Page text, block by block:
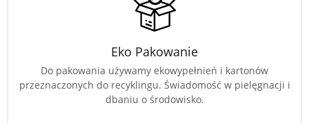
Eko Pakowanie
Do pakowania używamy ekowypełnień i kartonów
przeznaczonych do recyklingu. Świadomość w pielęgnacji i
dbaniu o środowisko.